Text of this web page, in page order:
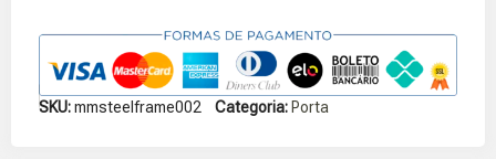
SKU:mmsteelframe002 Categoria: Porta